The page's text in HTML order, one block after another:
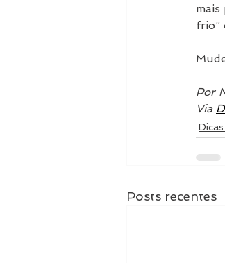
mais
frio”
Por
Via
Posts recentes